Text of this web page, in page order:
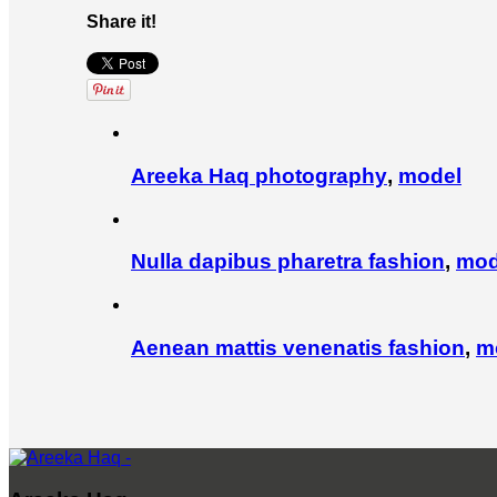
Share it!
Areeka Haq photography, model
Nulla dapibus pharetra fashion,
Aenean mattis venenatis fashion,